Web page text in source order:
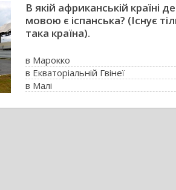
В якій африканській країні
мовою є іспанська? (Існує
така країна).
в Марокко
в Екваторіальній Гвінеї
в Малі